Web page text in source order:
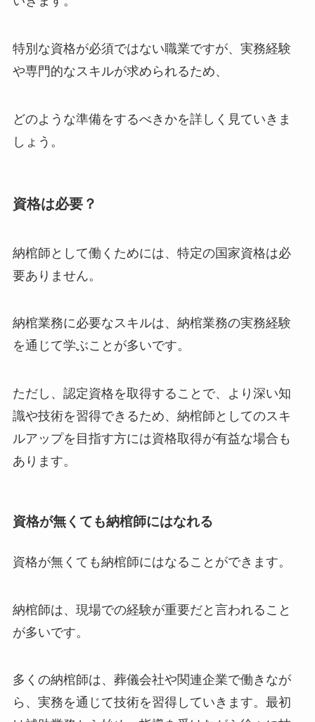
特別な資格が必須ではない職業ですが、実務経験
や専門的なスキルが求められるため、
どのような準備をするべきかを詳しく見ていきま
しょう。
資格は必要？
納棺師として働くためには、特定の国家資格は必
要ありません。
納棺業務に必要なスキルは、納棺業務の実務経験
を通じて学ぶことが多いです。
ただし、認定資格を取得することで、より深い知
識や技術を習得できるため、納棺師としてのスキ
ルアップを目指す方には資格取得が有益な場合も
あります。
資格が無くても納棺師にはなれる
資格が無くても納棺師にはなることができます。
納棺師は、現場での経験が重要だと言われること
が多いです。
多くの納棺師は、葬儀会社や関連企業で働きなが
ら、実務を通じて技術を習得していきます。最初